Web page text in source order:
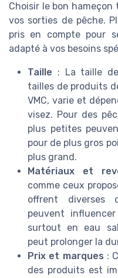
Choisir le bon
vos sorties de pêche.
pris en compte pour
adapté à vos besoins
Taille : La taille
tailles de produits
VMC, varie et
visez. Pour des
plus petites
pour de plus gros
plus grand.
Matériaux et
comme ceux
offrent diverses
peuvent
surtout en eau
peut prolonger la
Prix et marques :
des produits est